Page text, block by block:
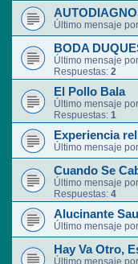
Último mensaje por
BODA
Último mensaje por
Respuestas: 2
El Pollo Bala
Último mensaje por
Respuestas: 1
Experiencia
Último mensaje por
Cuando Se
Último mensaje por
Respuestas: 4
Alucinante
Último mensaje por
Hay Va Otro,